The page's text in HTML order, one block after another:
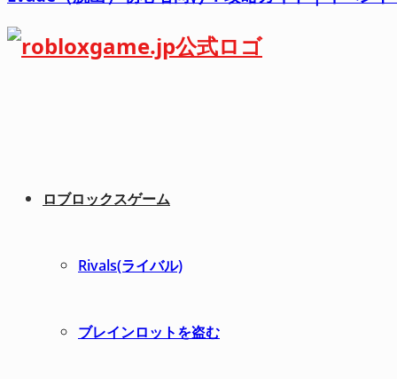
ロブロックスゲーム
Rivals(ライバル)
ブレインロットを盗む